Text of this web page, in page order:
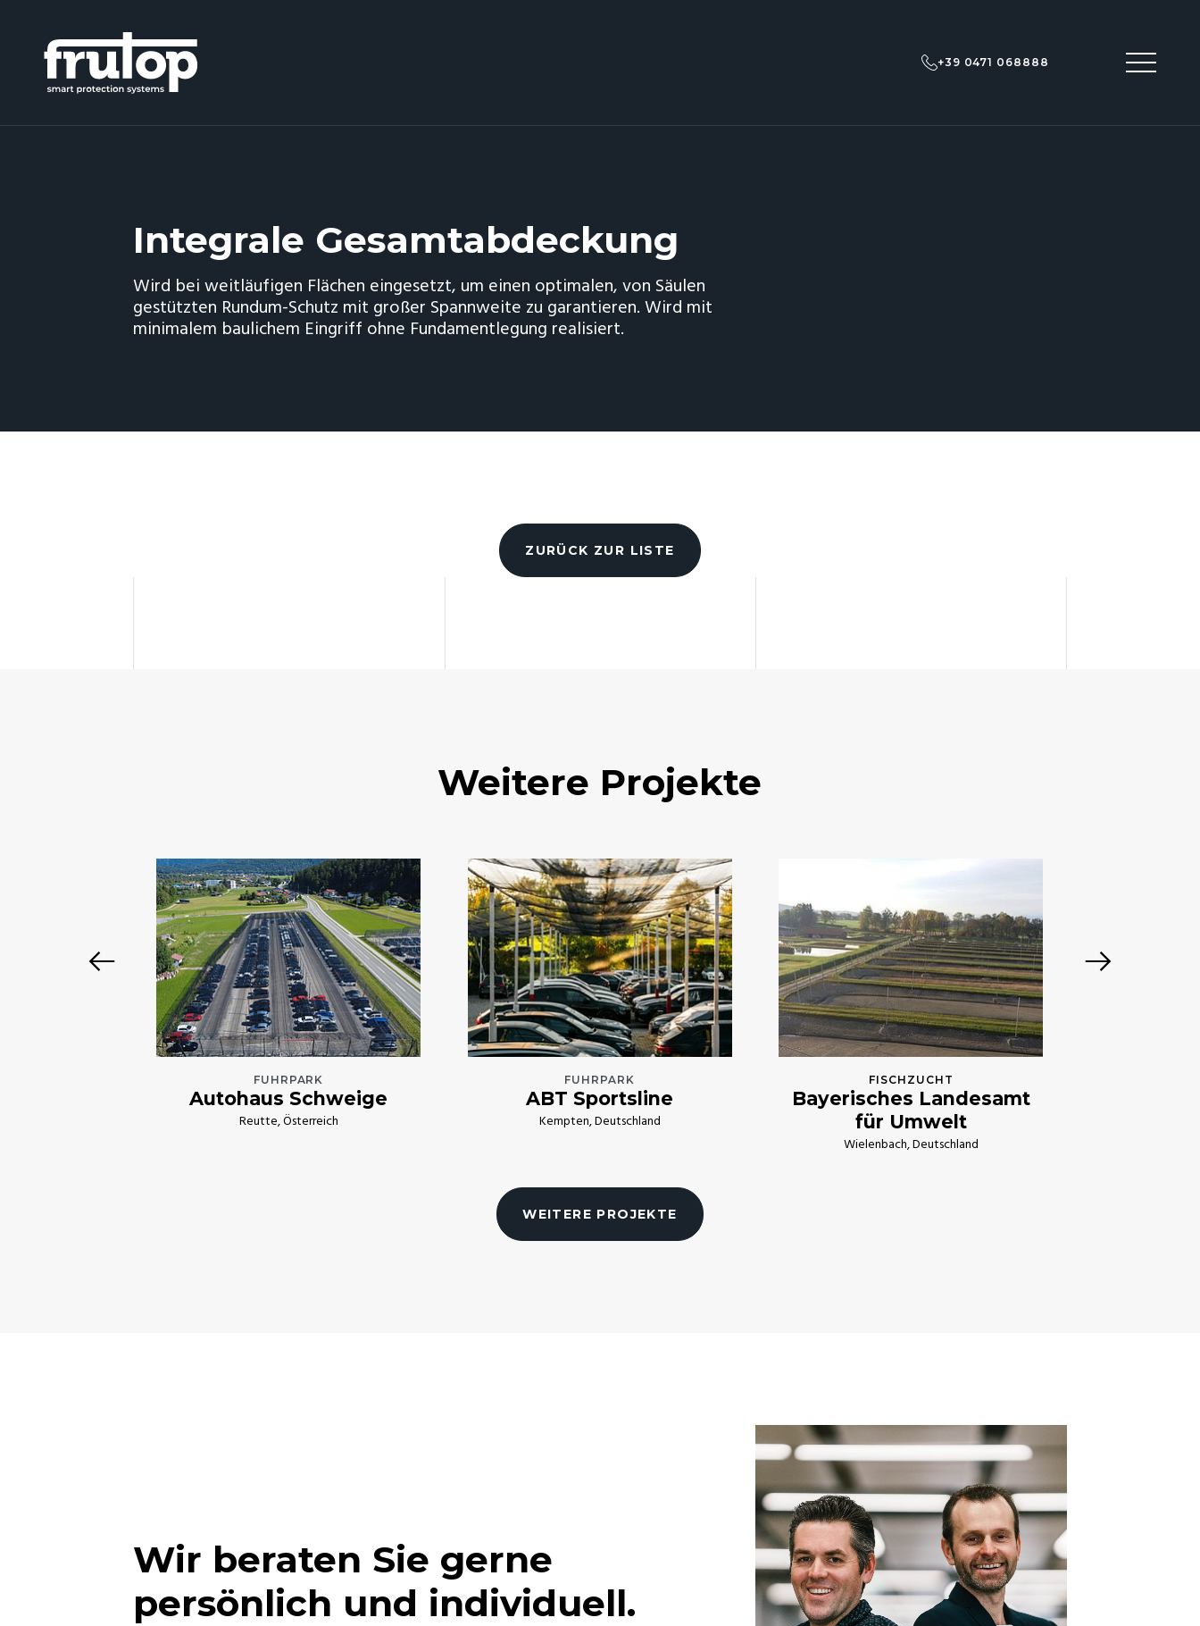
+39 0471 068888
Integrale Gesamtabdeckung
Wird bei weitläufigen Flächen eingesetzt, um einen optimalen, von Säulen
gestützten Rundum-Schutz mit großer Spannweite zu garantieren. Wird mit
minimalem baulichem Eingriff ohne Fundamentlegung realisiert.
ZURÜCK ZUR LISTE
Weitere Projekte
FUHRPARK
Autohaus Schweige
Reutte, Österreich
FUHRPARK
ABT Sportsline
Kempten, Deutschland
FISCHZUCHT
Bayerisches Landesamt
für Umwelt
Wielenbach, Deutschland
WEITERE PROJEKTE
Wir beraten Sie gerne
persönlich und individuell.